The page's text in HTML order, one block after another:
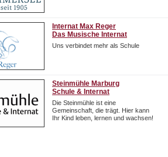
Internat Max Reger
Das Musische Internat
Uns verbindet mehr als Schule
Steinmühle Marburg
Schule & Internat
Die Steinmühle ist eine
Gemeinschaft, die trägt. Hier kann
Ihr Kind leben, lernen und wachsen!